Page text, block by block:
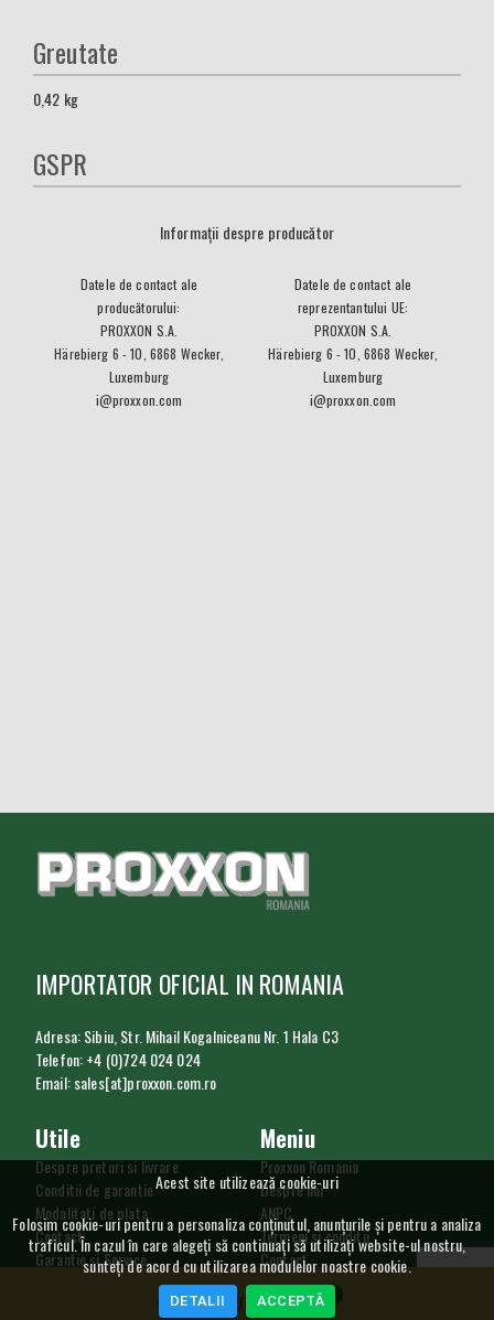
COȘ CUMPĂRĂTURI 0
Greutate
0,42 kg
GSPR
Informații despre producător
Datele de contact ale
producătorului:
PROXXON S.A.
Härebierg 6 - 10, 6868 Wecker,
Luxemburg
i@proxxon.com
Datele de contact ale
reprezentantului UE:
PROXXON S.A.
Härebierg 6 - 10, 6868 Wecker,
Luxemburg
i@proxxon.com
IMPORTATOR OFICIAL IN ROMANIA
Adresa: Sibiu, Str. Mihail Kogalniceanu Nr. 1 Hala C3
Telefon: +4 (0)724 024 024
Email: sales[at]proxxon.com.ro
Meniu
Proxxon Romania
Despre noi
ANPC
Termeni si conditii
Contact
Utilizare cookie
GDPR
Utile
Despre preturi si livrare
Conditii de garantie
Modalitati de plata
Contact
Garantie si Service
Procedura de retur
Acest site utilizează cookie-uri
Folosim cookie-uri pentru a personaliza conținutul, anunțurile și pentru a analiza
traficul. În cazul în care alegeți să continuați să utilizați website-ul nostru,
sunteți de acord cu utilizarea modulelor noastre cookie.
DETALII ACCEPTĂ